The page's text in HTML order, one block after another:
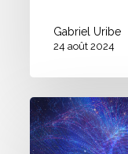
Gabriel Uribe
24 août 2024